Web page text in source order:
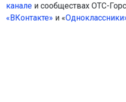
канале и сообществах ОТС-
«ВКонтакте» и «